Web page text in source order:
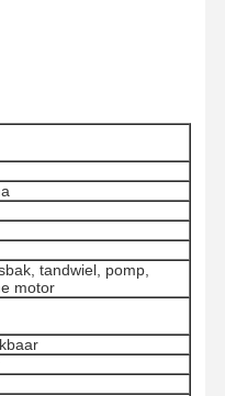
tandwiel, pomp,
motor